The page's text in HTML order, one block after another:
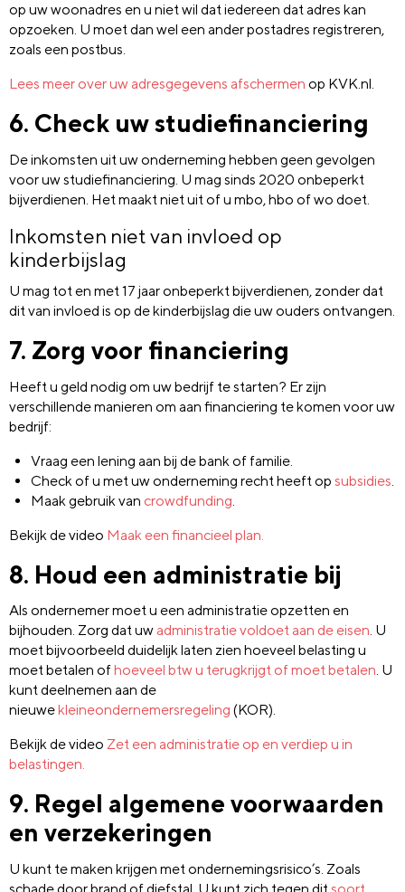
op uw woonadres en u niet wil dat iedereen dat adres kan
opzoeken. U moet dan wel een ander postadres registreren,
zoals een postbus.
Lees meer over uw adresgegevens afschermen op KVK.nl.
6. Check uw studiefinanciering
De inkomsten uit uw onderneming hebben geen gevolgen
voor uw studiefinanciering. U mag sinds 2020 onbeperkt
bijverdienen. Het maakt niet uit of u mbo, hbo of wo doet.
Inkomsten niet van invloed op
kinderbijslag
U mag tot en met 17 jaar onbeperkt bijverdienen, zonder dat
dit van invloed is op de kinderbijslag die uw ouders ontvangen.
7. Zorg voor financiering
Heeft u geld nodig om uw bedrijf te starten? Er zijn
verschillende manieren om aan financiering te komen voor uw
bedrijf:
Vraag een lening aan bij de bank of familie.
Check of u met uw onderneming recht heeft op subsidies
Maak gebruik van crowdfunding
Bekijk de video Maak een financieel plan.
8. Houd een administratie bij
Als ondernemer moet u een administratie opzetten en
bijhouden. Zorg dat uw administratie voldoet aan de eisen. U
moet bijvoorbeeld duidelijk laten zien hoeveel belasting u
moet betalen ofhoeveel btw u terugkrijgt of moet betalen. U
kunt deelnemen aan de
nieuwekleineondernemersregeling (KOR).
Bekijk de video Zet een administratie op en verdiep u in
belastingen.
9. Regel algemene voorwaarden
en verzekeringen
U kunt te maken krijgen met ondernemingsrisico’s. Zoals